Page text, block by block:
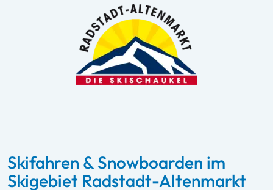
Skifahren & Snowboarden im
Skigebiet Radstadt-Altenmarkt